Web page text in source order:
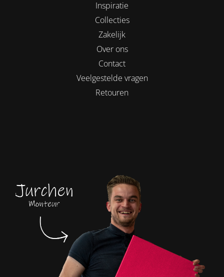
Inspiratie
Collecties
Zakelijk
Over ons
Contact
Veelgestelde vragen
Retouren